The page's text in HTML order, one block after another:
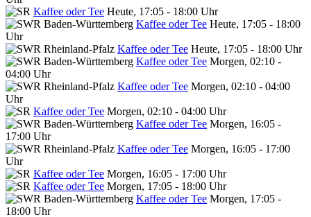
Kaffee oder Tee Heute, 17:05 - 18:00 Uhr
Kaffee oder Tee Heute, 17:05 - 18:00
Uhr
Kaffee oder Tee Heute, 17:05 - 18:00 Uhr
Kaffee oder Tee Morgen, 02:10 -
04:00 Uhr
Kaffee oder Tee Morgen, 02:10 - 04:00
Uhr
Kaffee oder Tee Morgen, 02:10 - 04:00 Uhr
Kaffee oder Tee Morgen, 16:05 -
17:00 Uhr
Kaffee oder Tee Morgen, 16:05 - 17:00
Uhr
Kaffee oder Tee Morgen, 16:05 - 17:00 Uhr
Kaffee oder Tee Morgen, 17:05 - 18:00 Uhr
Kaffee oder Tee Morgen, 17:05 -
18:00 Uhr